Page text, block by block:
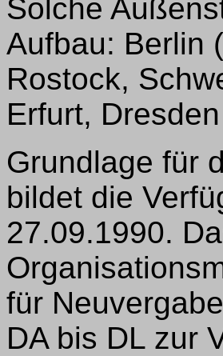
Solche
Aufbau: Berlin
Rostock,
Erfurt,
Grundlage für
bildet die
27.09.1990.
für
DA bis DL zur